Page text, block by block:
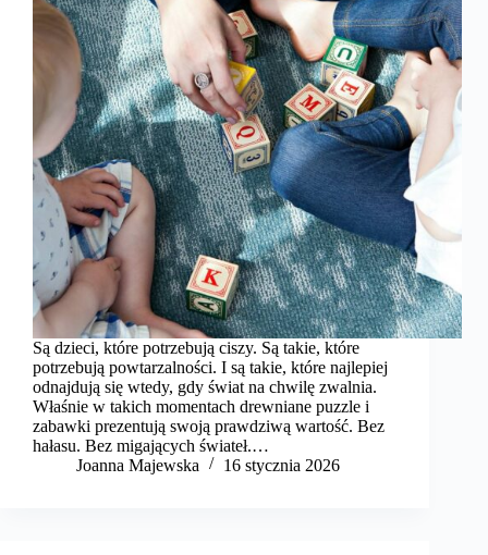
Są dzieci, które potrzebują ciszy. Są takie, które
potrzebują powtarzalności. I są takie, które najlepiej
odnajdują się wtedy, gdy świat na chwilę zwalnia.
Właśnie w takich momentach drewniane puzzle i
zabawki prezentują swoją prawdziwą wartość. Bez
hałasu. Bez migających świateł.…
Joanna Majewska
16 stycznia 2026